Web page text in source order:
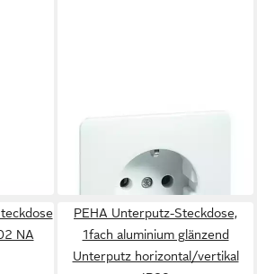
2-
Unterputz-Steckdose
in 2-3 Werktagen bei dir
NA
PEHA Unterputz-Steckdose,
1fach aluminium glänzend
Unterputz horizontal/vertikal